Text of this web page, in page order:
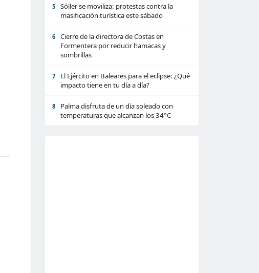
5
Sóller se moviliza: protestas contra la
masificación turística este sábado
6
Cierre de la directora de Costas en
Formentera por reducir hamacas y
sombrillas
7
El Ejército en Baleares para el eclipse: ¿Qué
impacto tiene en tu día a día?
8
Palma disfruta de un día soleado con
temperaturas que alcanzan los 34°C